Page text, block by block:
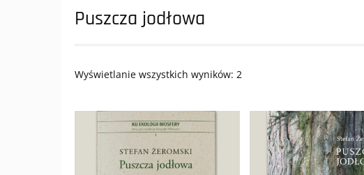
Puszcza jodłowa
Wyświetlanie wszystkich wyników: 2